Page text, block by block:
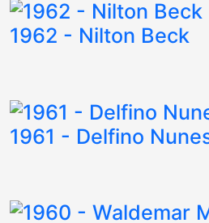
1962 - Nilton Beck
1961 - Delfino